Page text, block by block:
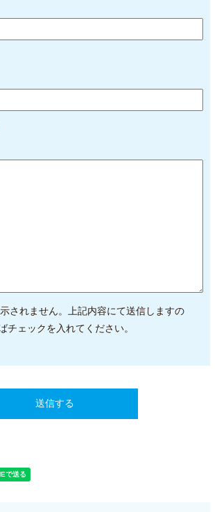
されません。上記内容にて送信しますの
チェックを入れてください。